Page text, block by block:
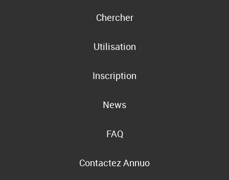
Chercher
Utilisation
Inscription
News
FAQ
Contactez Annuo